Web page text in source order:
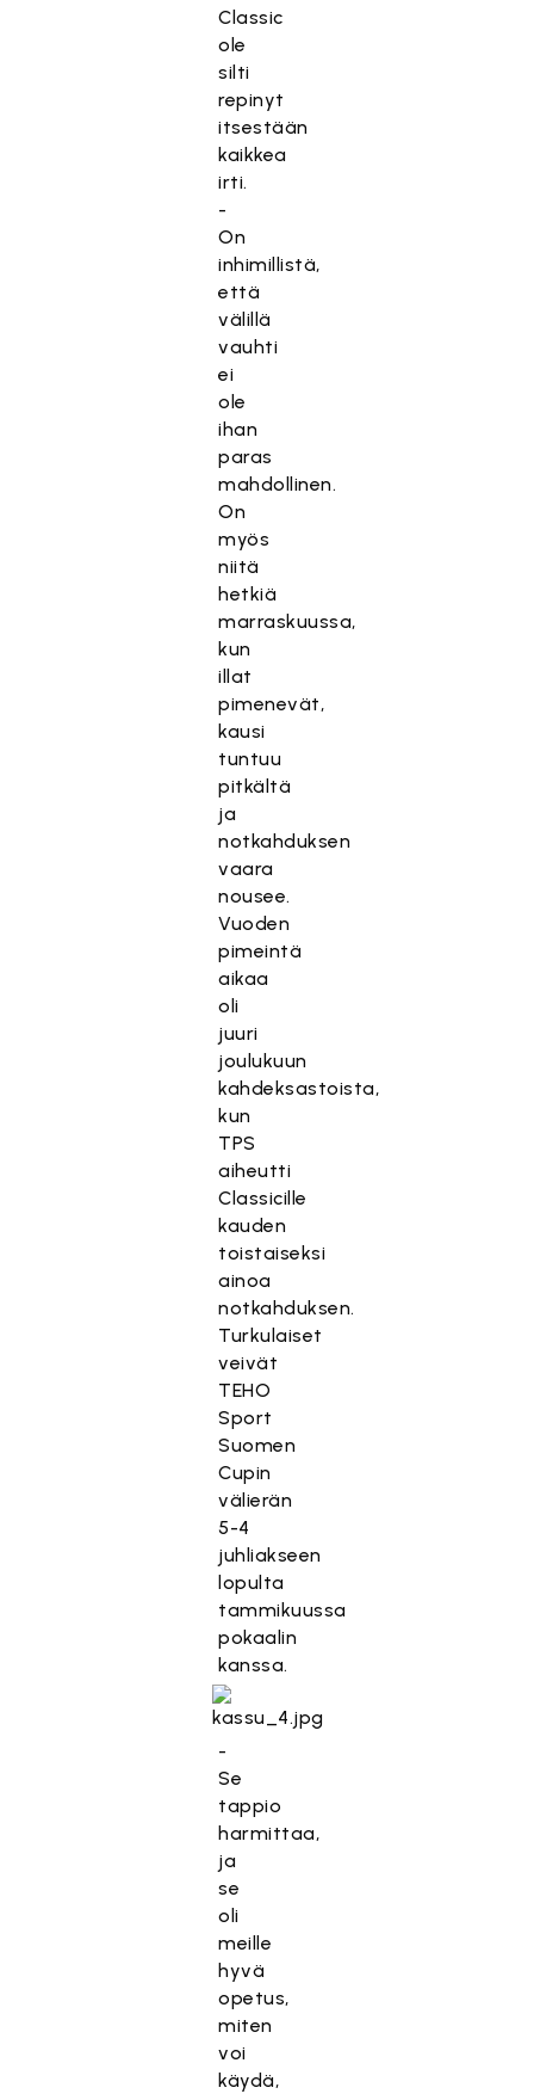
Classic
ole
silti
repinyt
itsestään
kaikkea
irti.
-
On
inhimillistä,
että
välillä
vauhti
ei
ole
ihan
paras
mahdollinen.
On
myös
niitä
hetkiä
marraskuussa,
kun
illat
pimenevät,
kausi
tuntuu
pitkältä
ja
notkahduksen
vaara
nousee.
Vuoden
pimeintä
aikaa
oli
juuri
joulukuun
kahdeksastoista,
kun
TPS
aiheutti
Classicille
kauden
toistaiseksi
ainoa
notkahduksen.
Turkulaiset
veivät
TEHO
Sport
Suomen
Cupin
välierän
5-4
juhliakseen
lopulta
tammikuussa
pokaalin
kanssa.
-
Se
tappio
harmittaa,
ja
se
oli
meille
hyvä
opetus,
miten
voi
käydä,